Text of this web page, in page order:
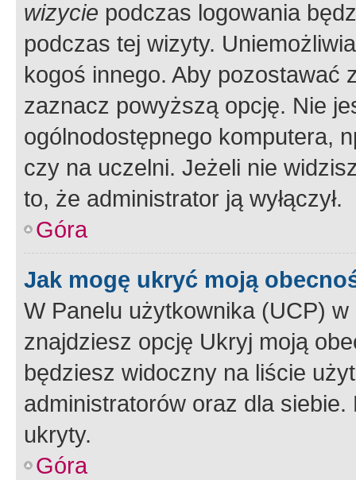
wizycie podczas logowania
podczas tej wizyty.
kogoś innego. Aby pozostawać
zaznacz powyższą opcję. Nie
ogólnodostępnego komputera,
czy na uczelni. Jeżeli nie
to, że administrator ją wyłączył.
Góra
Jak mogę ukryć moją
W Panelu użytkownika (UCP) w
znajdziesz opcję Ukryj moją
będziesz widoczny na liście
administratorów oraz dla
ukryty.
Góra